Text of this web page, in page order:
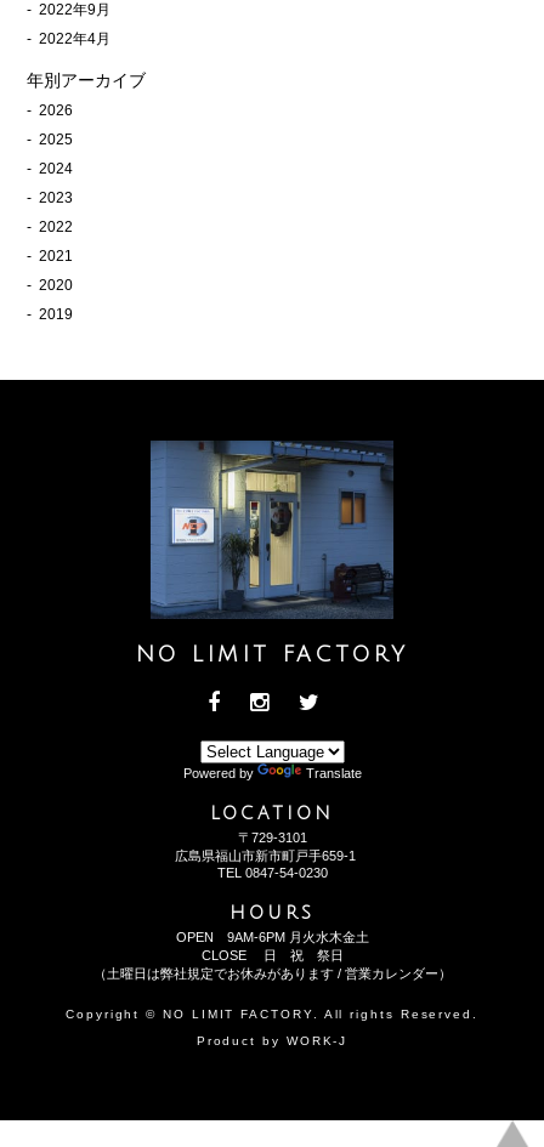
2022年9月
2022年4月
年別アーカイブ
2026
2025
2024
2023
2022
2021
2020
2019
NO LIMIT FACTORY
Powered by Translate
LOCATION
〒729-3101
広島県福山市新市町戸手659-1
TEL 0847-54-0230
HOURS
OPEN 9AM-6PM 月火水木金土
CLOSE 日 祝 祭日
（土曜日は弊社規定でお休みがあります / 営業カレンダー）
Copyright © NO LIMIT FACTORY. All rights Reserved.
Product by WORK-J